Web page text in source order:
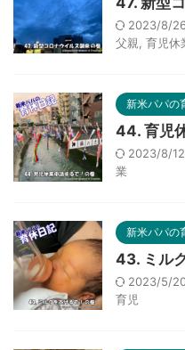
2023/8/
父親
育児休
新米パパの
44. 育児
2023/8/12
業
新米パパの
43. ミル
2023/5/
育児